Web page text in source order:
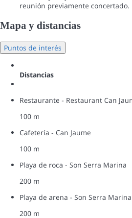
reunión previamente concertado.
Mapa y distancias
Puntos de interés
Distancias
Restaurante - Restaurant Can
100 m
Cafetería - Can Jaume
100 m
Playa de roca - Son Serra Marina
200 m
Playa de arena - Son Serra Marina
200 m